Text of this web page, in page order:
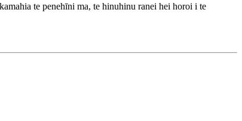
te penehīni ma, te hinuhinu ranei hei horoi i te